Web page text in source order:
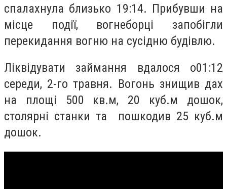
спалахнула близько 19:14. Прибувши на
місце події, вогнеборці запобігли
перекидання вогню на сусідню будівлю.
Ліквідувати займання вдалося о01:12
середи, 2-го травня. Вогонь знищив дах
на площі 500 кв.м, 20 куб.м дошок,
столярні станки та пошкодив 25 куб.м
дошок.